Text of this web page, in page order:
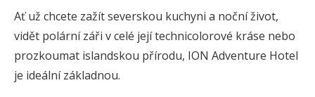
Ať už chcete zažít severskou kuchyni a noční život,
vidět polární záři v celé její technicolorové kráse nebo
prozkoumat islandskou přírodu, ION Adventure Hotel
je ideální základnou.